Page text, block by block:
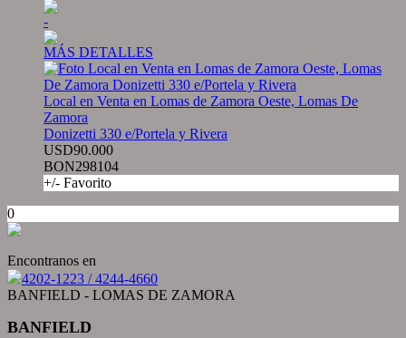
-
MÁS DETALLES
Local en Venta en Lomas de Zamora Oeste, Lomas De
Zamora
Donizetti 330 e/Portela y Rivera
USD90.000
BON298104
+/- Favorito
0
Encontranos en
4202-1223 / 4244-4660
BANFIELD - LOMAS DE ZAMORA
BANFIELD